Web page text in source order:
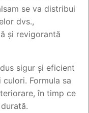
se va distribui
dvs.,
și revigorantă
sigur și eficient
Formula sa
în timp ce